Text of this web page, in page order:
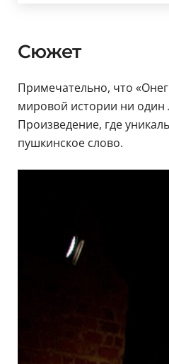
Сюжет
Примечательно, что
мировой истории ни один
Произведение, где
пушкинское слово.